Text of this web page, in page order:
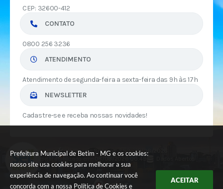
Prefeitura Municipal de Betim - MG e os cookies:
nosso site usa cookies para melhorar a sua
experiência de navegação. Ao continuar você
concorda com a nossa Política de Cookies e
ACEITAR
CEP: 32600-412
CONTATO
0800 256 3236
ATENDIMENTO
Atendimento de segunda-feira a sexta-feira das 9h às 17h
NEWSLETTER
Cadastre-se e receba nossas novidades!
Versão do Sistema:3.5.3 - 19/06/2026
Portal atualizado em: